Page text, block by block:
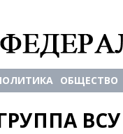
ОБЩЕСТВО